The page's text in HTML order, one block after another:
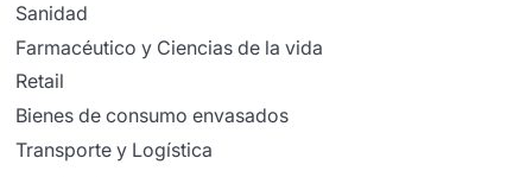
Sanidad
Farmacéutico y Ciencias de la vida
Retail
Bienes de consumo envasados
Transporte y Logística